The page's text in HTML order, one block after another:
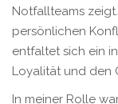
Notfallteams
persönlichen
entfaltet sich ein
Loyalität und den
In meiner Rolle